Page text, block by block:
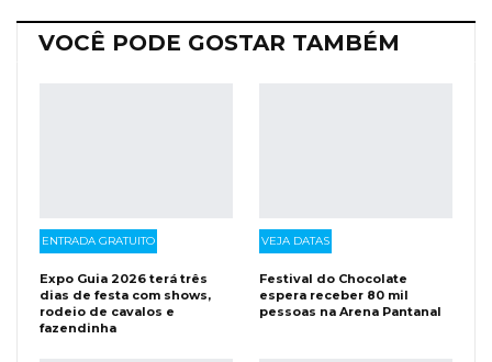
VOCÊ PODE GOSTAR TAMBÉM
ENTRADA GRATUITO
Expo Guia 2026 terá três
dias de festa com shows,
rodeio de cavalos e
fazendinha
VEJA DATAS
Festival do Chocolate
espera receber 80 mil
pessoas na Arena Pantanal